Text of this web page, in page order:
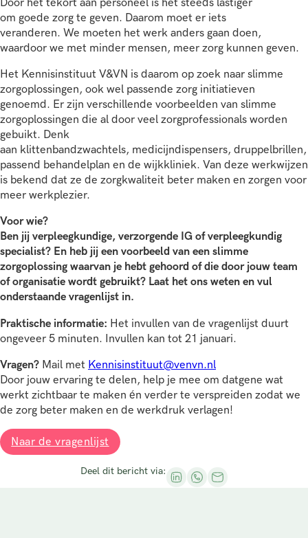
om goede zorg te geven. Daarom moet er iets
veranderen. We moeten het werk anders gaan doen,
waardoor we met minder mensen, meer zorg kunnen geven.
Het Kennisinstituut V&VN is daarom op zoek naar slimme
zorgoplossingen, ook wel passende zorg initiatieven
genoemd. Er zijn verschillende voorbeelden van slimme
zorgoplossingen die al door veel zorgprofessionals worden
gebuikt. Denk
aan klittenbandzwachtels, medicijndispensers, druppelbrillen,
passend behandelplan en de wijkkliniek. Van deze werkwijzen
is bekend dat ze de zorgkwaliteit beter maken en zorgen voor
meer werkplezier.
Voor wie?
Ben jij verpleegkundige, verzorgende IG of verpleegkundig
specialist? En heb jij een voorbeeld van een slimme
zorgoplossing waarvan je hebt gehoord of die door jouw team
of organisatie wordt gebruikt? Laat het ons weten en vul
onderstaande vragenlijst in.
Praktische informatie: Het invullen van de vragenlijst duurt
ongeveer 5 minuten. Invullen kan tot 21 januari.
Vragen? Mail met Kennisinstituut@venvn.nl
Door jouw ervaring te delen, help je mee om datgene wat
werkt zichtbaar te maken én verder te verspreiden zodat we
de zorg beter maken en de werkdruk verlagen!
Naar de vragenlijst
Deel dit bericht via: